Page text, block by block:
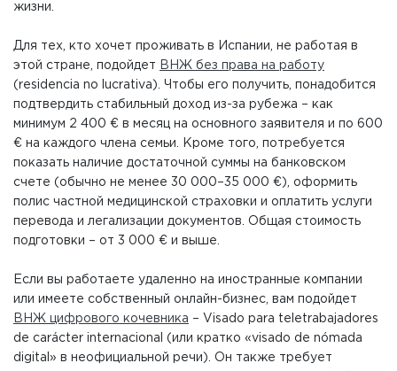
жизни.
Для тех, кто хочет проживать в Испании, не работая в
этой стране, подойдет
ВНЖ без права на работу
(residencia no lucrativa). Чтобы его получить, понадобится
подтвердить стабильный доход из-за рубежа – как
минимум 2 400 € в месяц на основного заявителя и по 600
€ на каждого члена семьи. Кроме того, потребуется
показать наличие достаточной суммы на банковском
счете (обычно не менее 30 000–35 000 €), оформить
полис частной медицинской страховки и оплатить услуги
перевода и легализации документов. Общая стоимость
подготовки – от 3 000 € и выше.
Если вы работаете удаленно на иностранные компании
или имеете собственный онлайн-бизнес, вам подойдет
ВНЖ цифрового кочевника – Visado para teletrabajadores
de carácter internacional (или кратко «visado de nómada
digital» в неофициальной речи). Он также требует